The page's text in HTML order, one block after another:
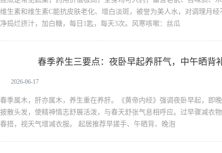
维生素和维生素C能抗皮肤老化、增白淡斑，被誉为美人水，对调理月
净捣烂挤汁，加白糖，每日1匙，每天3次。风寒咳嗽：丝瓜
春季养生三要点：夜卧早起养肝气，中午晒背
2026-06-17
春季属木，肝亦属木，养生重在养肝。《黄帝内经》强调夜卧早起，即
披散头发，使精神情志舒展活泼，与春天舒张气息相呼应。过早骤减衣
春捂，视天气增减衣服。 起居推荐早搓手、午晒背、晚泡